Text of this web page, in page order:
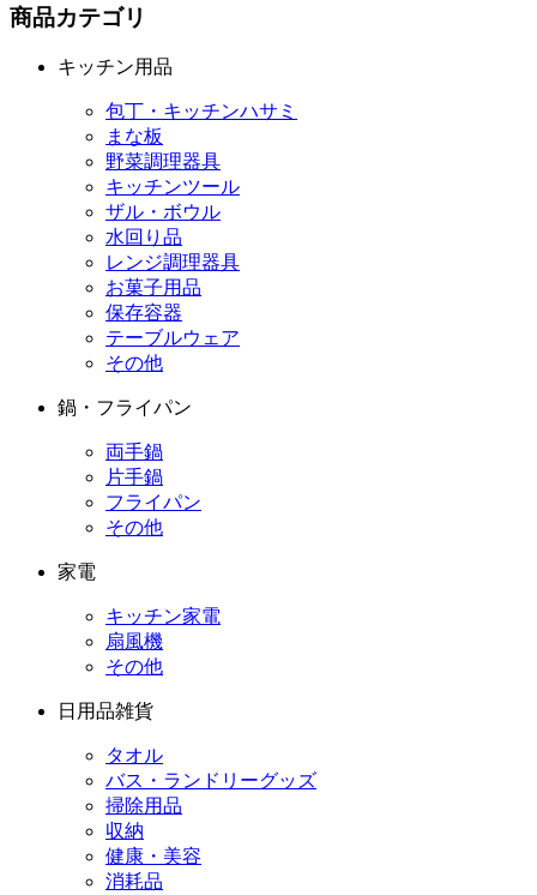
商品カテゴリ
キッチン用品
包丁・キッチンハサミ
まな板
野菜調理器具
キッチンツール
ザル・ボウル
水回り品
レンジ調理器具
お菓子用品
保存容器
テーブルウェア
その他
鍋・フライパン
両手鍋
片手鍋
フライパン
その他
家電
キッチン家電
扇風機
その他
日用品雑貨
タオル
バス・ランドリーグッズ
掃除用品
収納
健康・美容
消耗品